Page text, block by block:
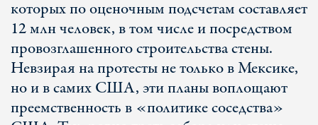
которых по оценочным подсчетам составляет
12 млн человек, в том числе и посредством
провозглашенного строительства стены.
Невзирая на протесты не только в Мексике,
но и в самих США, эти планы воплощают
преемственность в «политике соседства»